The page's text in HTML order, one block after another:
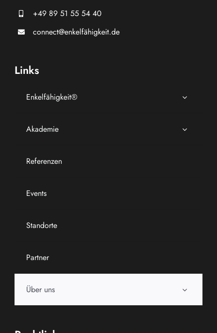
+49 89 51 55 54 40
connect@enkelfähigkeit.de
Links
Enkelfähigkeit®
Akademie
Referenzen
Events
Standorte
Partner
Über uns